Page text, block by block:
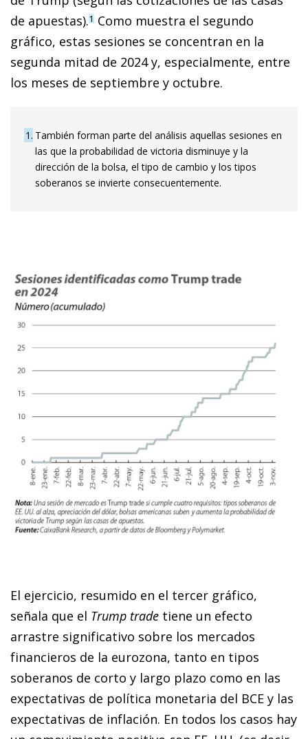
de apuestas).1 Como muestra el segundo
gráfico, estas sesiones se concentran en la
segunda mitad de 2024 y, especialmente, entre
los meses de septiembre y octubre.
1 También forman parte del análisis aquellas sesiones en
las que la probabilidad de victoria disminuye y la
dirección de la bolsa, el tipo de cambio y los tipos
soberanos se invierte consecuentemente.
El ejercicio, resumido en el tercer gráfico,
señala que el Trump trade tiene un efecto
arrastre significativo sobre los mercados
financieros de la eurozona, tanto en tipos
soberanos de corto y largo plazo como en las
expectativas de política monetaria del BCE y las
expectativas de inflación. En todos los casos hay